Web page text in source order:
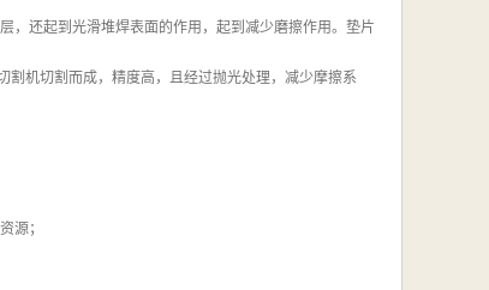
，还起到光滑堆焊表面的作用，起到减少磨擦作用。垫片
割机切割而成，精度高，且经过抛光处理，减少摩擦系
源；